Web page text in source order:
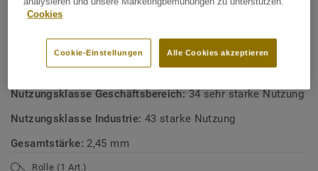
TECHNISCHE DATEN
Produktart:
PVC Bodenbelag mit einer Schaumstoffschicht
Bindemittelgehalt:Typ I
Nutzungsklasse Geschäftsbereich:34 sehr starke Nutzung
Nutzungsklasse Industrie: 43 starke Nutzung
Gesamtstärke: 2,45 mm
Rolle (1 Art.)
Cookies
Alle Cookies akzeptieren
Cookie-Einstellungen